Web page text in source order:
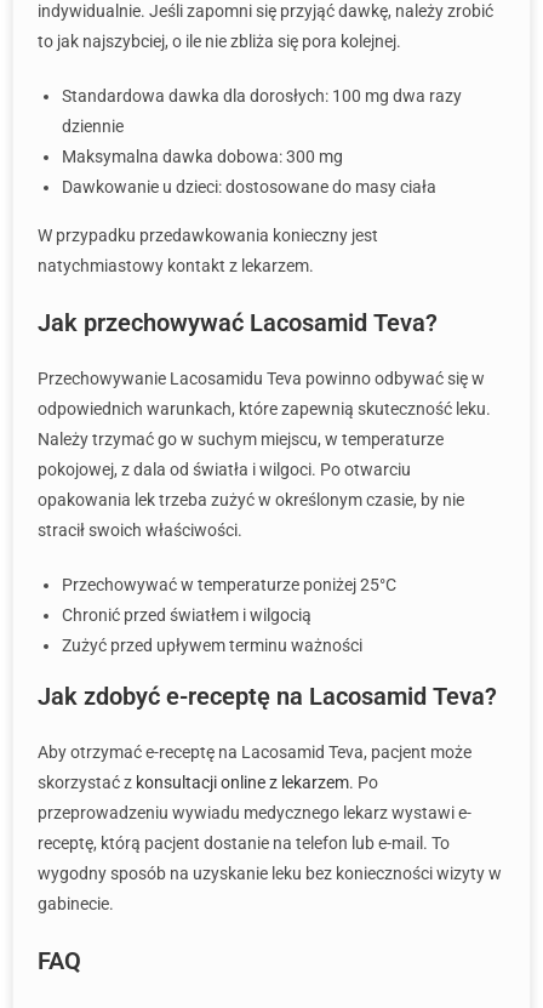
indywidualnie. Jeśli zapomni się przyjąć dawkę, należy zrobić
to jak najszybciej, o ile nie zbliża się pora kolejnej.
Standardowa dawka dla dorosłych: 100 mg dwa razy
dziennie
Maksymalna dawka dobowa: 300 mg
Dawkowanie u dzieci: dostosowane do masy ciała
W przypadku przedawkowania konieczny jest
natychmiastowy kontakt z lekarzem.
Jak przechowywać Lacosamid Teva?
Przechowywanie Lacosamidu Teva powinno odbywać się w
odpowiednich warunkach, które zapewnią skuteczność leku.
Należy trzymać go w suchym miejscu, w temperaturze
pokojowej, z dala od światła i wilgoci. Po otwarciu
opakowania lek trzeba zużyć w określonym czasie, by nie
stracił swoich właściwości.
Przechowywać w temperaturze poniżej 25°C
Chronić przed światłem i wilgocią
Zużyć przed upływem terminu ważności
Jak zdobyć e-receptę na Lacosamid Teva?
Aby otrzymać e-receptę na Lacosamid Teva, pacjent może
skorzystać z konsultacji online z lekarzem. Po
przeprowadzeniu wywiadu medycznego lekarz wystawi e-
receptę, którą pacjent dostanie na telefon lub e-mail. To
wygodny sposób na uzyskanie leku bez konieczności wizyty w
gabinecie.
FAQ